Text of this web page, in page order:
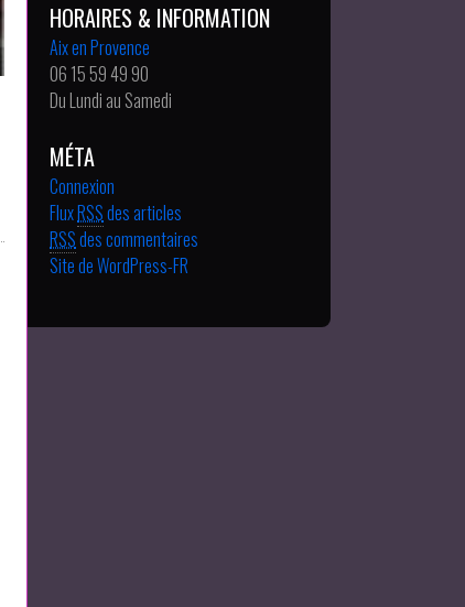
HORAIRES & INFORMATION
Aix en Provence
06 15 59 49 90
Du Lundi au Samedi
MÉTA
Connexion
FluxRSSdes articles
RSSdes commentaires
Site de WordPress-FR